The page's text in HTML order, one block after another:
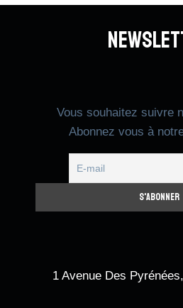
Vous souhaitez suivre
Abonnez vous à
1 Avenue Des